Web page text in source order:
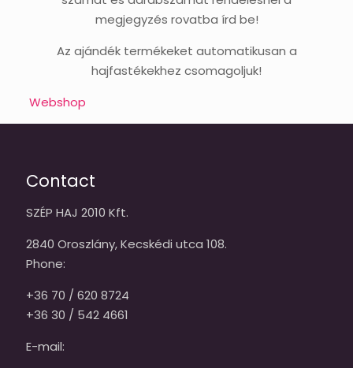
megjegyzés rovatba írd be!
Az ajándék termékeket automatikusan a
hajfastékekhez csomagoljuk!
Webshop
Contact
SZÉP HAJ 2010 Kft.
2840 Oroszlány, Kecskédi utca 108.
Phone:
+36 70 / 620 8724
+36 30 / 542 4661
E-mail: